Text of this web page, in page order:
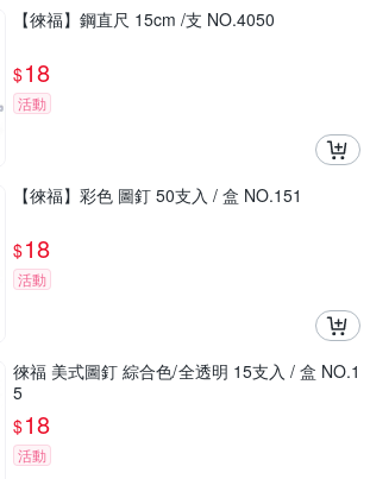
【徠福】鋼直尺 15cm /支 NO.4050
$18
活動
【徠福】彩色 圖釘 50支入 / 盒 NO.151
$18
活動
徠福 美式圖釘 綜合色/全透明 15支入 / 盒 NO.1
5
$18
活動